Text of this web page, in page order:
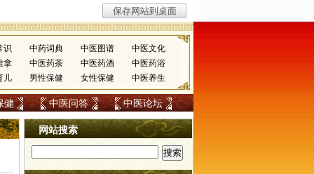
识 中药词典 中医图谱
中医文化
拿
中医药茶 中医药酒
中医药浴
儿
男性保健 女性保健 中医养生
健 中医问答 中医论坛
网站搜索